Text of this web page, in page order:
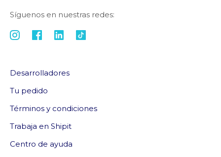
Síguenos en nuestras redes:
Desarrolladores
Tu pedido
Términos y condiciones
Trabaja en Shipit
Centro de ayuda